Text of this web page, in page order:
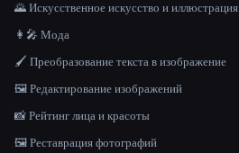
🌄 Искусственное искусство и иллюстрация
👩‍🎤 Мода
🖌️ Преобразование текста в изображение
🖼️ Редактирование изображений
📸 Рейтинг лица и красоты
🖼️ Реставрация фотографий